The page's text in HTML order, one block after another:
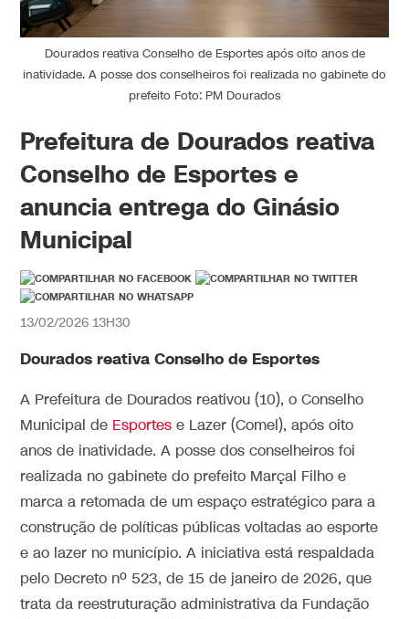
Dourados reativa Conselho de Esportes após oito anos de
inatividade. A posse dos conselheiros foi realizada no gabinete do
prefeito Foto: PM Dourados
Prefeitura de Dourados reativa
Conselho de Esportes e
anuncia entrega do Ginásio
Municipal
13/02/2026 13H30
Dourados reativa Conselho de Esportes
A Prefeitura de Dourados reativou (10), o Conselho
Municipal de Esportes e Lazer (Comel), após oito
anos de inatividade. A posse dos conselheiros foi
realizada no gabinete do prefeito Marçal Filho e
marca a retomada de um espaço estratégico para a
construção de políticas públicas voltadas ao esporte
e ao lazer no município. A iniciativa está respaldada
pelo Decreto nº 523, de 15 de janeiro de 2026, que
trata da reestruturação administrativa da Fundação